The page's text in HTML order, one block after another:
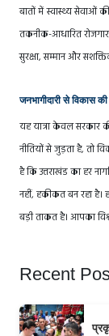
बातों में स्वास्थ्य सेवाओं
तकनीक-आधारित
सुरक्षा, सम्मान और
जनभागीदारी से विकास की
यह यात्रा केवल सरकार
नीतियों से जुड़ता है, तो
है कि उत्तराखंड का हर
नहीं, हकीकत बन रहा
बड़ी ताकत है। आपका
Recent